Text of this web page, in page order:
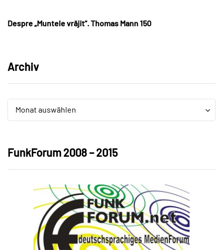
Despre „Muntele vrăjit“. Thomas Mann 150
Archiv
Archiv
Monat auswählen
Archiv
FunkForum 2008 – 2015